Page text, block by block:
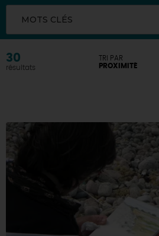
MOTS CLÉS
30
résultats
TRI PAR
PROXIMITÉ